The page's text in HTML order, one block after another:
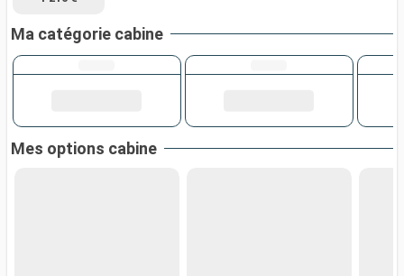
Ma catégorie cabine
Mes options cabine